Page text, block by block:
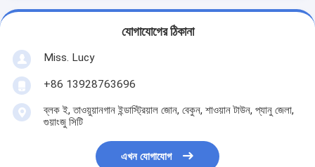
বরফ তৈরিকারক
বেকারি ডিসপ্লে ক্যাবিনেট
যোগাযোগের ঠিকানা
Miss. Lucy
+86 13928763696
ব্লক ই, তাওয়ুয়ানগান ইন্ডাস্ট্রিয়াল জোন, বেকুন, শাওয়ান টাউন, প্যানু জেলা,
গুয়াংজু সিটি
এখন যোগাযোগ